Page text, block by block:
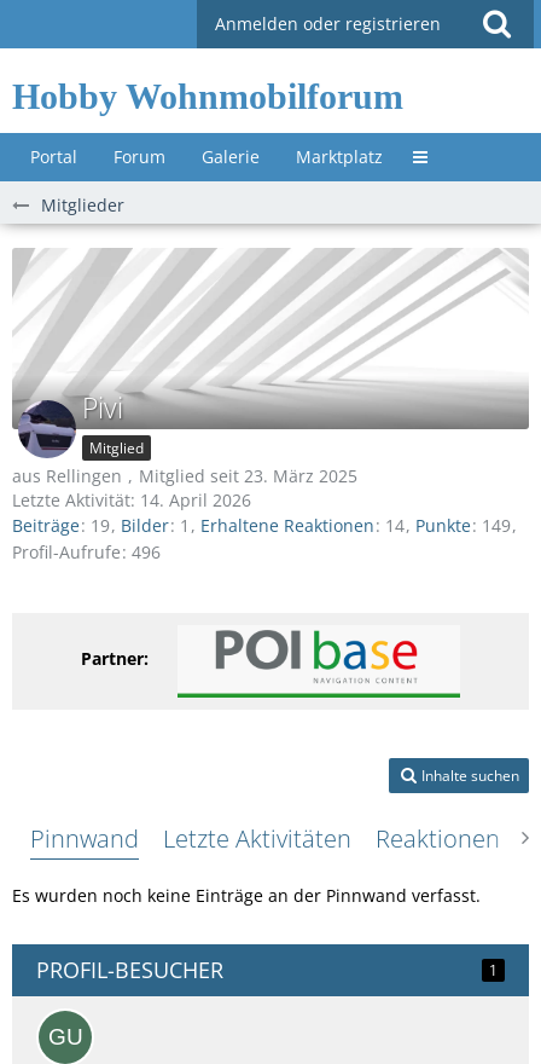
Anmelden oder registrieren
Hobby Wohnmobilforum
Portal Forum Galerie Marktplatz Untermenü »
Mitglieder
Pivi
Mitglied
aus Rellingen
Mitglied seit 23. März 2025
Letzte Aktivität: 14. April 2026
Beiträge 19 Bilder 1 Erhaltene Reaktionen 14 Punkte 149
Profil-Aufrufe 496
Partner:
Inhalte suchen
Pinnwand Letzte Aktivitäten Reaktionen
Es wurden noch keine Einträge an der Pinnwand verfasst.
PROFIL-BESUCHER 1